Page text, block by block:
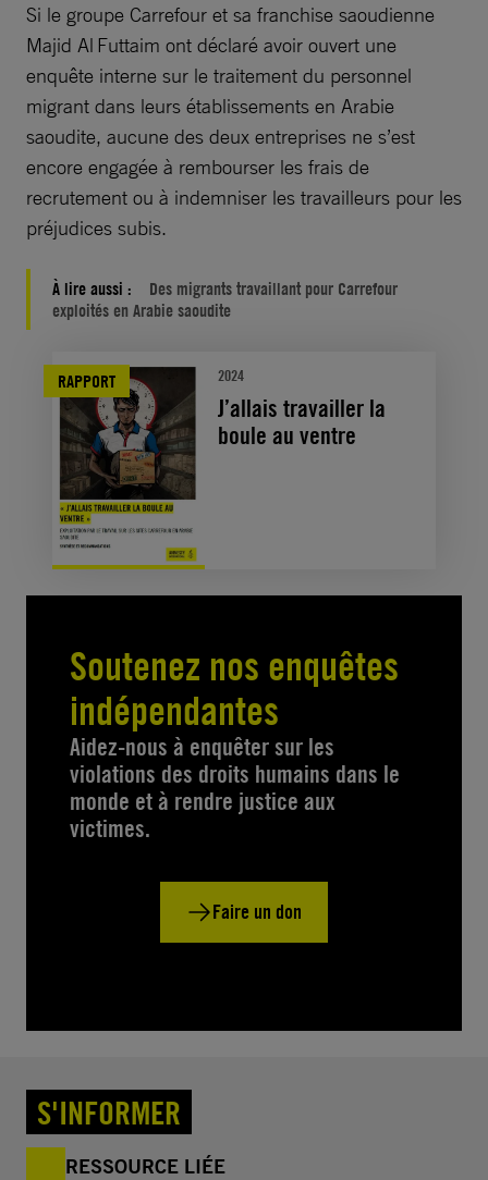
Si le groupe Carrefour et sa franchise saoudienne
Majid Al Futtaim ont déclaré avoir ouvert une
enquête interne sur le traitement du personnel
migrant dans leurs établissements en Arabie
saoudite, aucune des deux entreprises ne s’est
encore engagée à rembourser les frais de
recrutement ou à indemniser les travailleurs pour les
préjudices subis.
À lire aussi :
Des migrants travaillant pour Carrefour
exploités en Arabie saoudite
RAPPORT 2024
J’allais travailler la
boule au ventre
Soutenez nos enquêtes
indépendantes
Aidez-nous à enquêter sur les
violations des droits humains dans le
monde et à rendre justice aux
victimes.
Faire un don
S'INFORMER
RESSOURCE LIÉE